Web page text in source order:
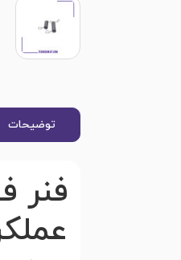
توضیحات
فنر